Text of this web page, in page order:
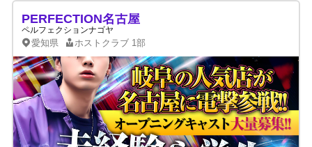
PERFECTION名古屋
ペルフェクションナゴヤ
愛知県 ホストクラブ 1部